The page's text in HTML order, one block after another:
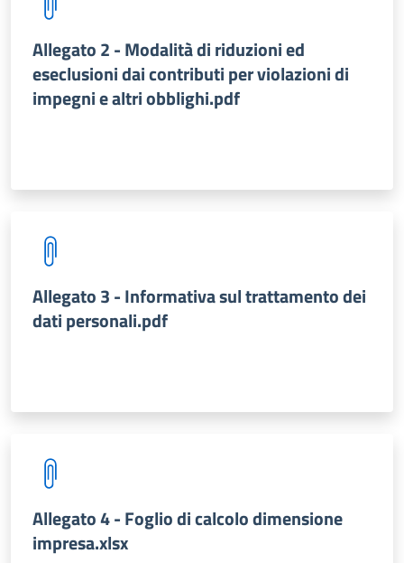
Allegato 2 - Modalità di riduzioni ed
eseclusioni dai contributi per violazioni di
impegni e altri obblighi.pdf
Allegato 3 - Informativa sul trattamento dei
dati personali.pdf
Allegato 4 - Foglio di calcolo dimensione
impresa.xlsx